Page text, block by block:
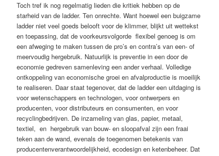
Toch tref ik nog regelmatig lieden die kritiek hebben op de
starheid van de ladder. Ten onrechte. Want hoewel een buigzame
ladder niet veel goeds belooft voor de klimmer, blijkt uit wettekst
en toepassing, dat de voorkeursvolgorde flexibel genoeg is om
een afweging te maken tussen de pro’s en contra’s van een- of
meervoudig hergebruik. Natuurlijk is preventie in een door de
economie gedreven samenleving een ander verhaal. Volledige
ontkoppeling van economische groei en afvalproductie is moeilijk
te realiseren. Daar staat tegenover, dat de ladder een uitdaging is
voor wetenschappers en technologen, voor ontwerpers en
producenten, voor distributeurs en consumenten, en voor
recyclingbedrijven. De inzameling van glas, papier, metaal,
textiel, en hergebruik van bouw- en sloopafval zijn een fraai
teken aan de wand, evenals de toegenomen betekenis van
producentenverantwoordelijkheid, ecodesign en ketenbeheer. Dat